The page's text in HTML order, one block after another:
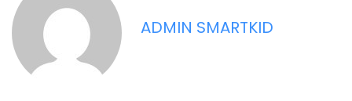
ADMIN SMARTKID